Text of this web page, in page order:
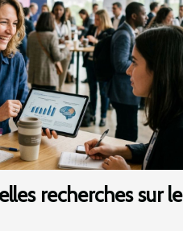
recherches sur le